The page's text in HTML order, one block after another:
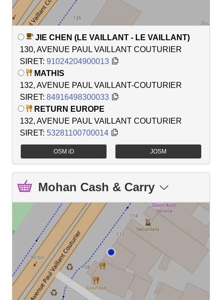
JIE CHEN (LE VAILLANT - LE VAILLANT)
130, AVENUE PAUL VAILLANT COUTURIER
SIRET: 91024204900013
MATHIS
132, AVENUE PAUL VAILLANT-COUTURIER
SIRET: 84916498300033
RETURN EUROPE
132, AVENUE PAUL VAILLANT COUTURIER
SIRET: 53281100700014
OSM iD JOSM
Mohan Cash & Carry